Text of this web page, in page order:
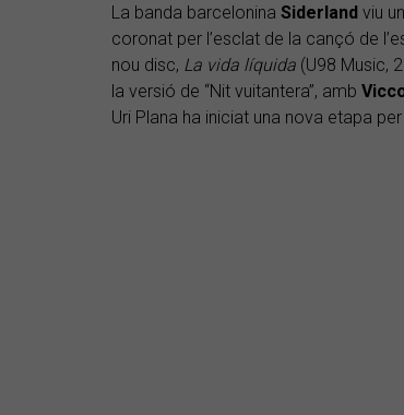
La banda barcelonina Siderland viu
coronat per l’esclat de la cançó de
nou disc, La vida líquida (U98 Music,
la versió de “Nit vuitantera”, amb
Uri Plana ha iniciat una nova etapa